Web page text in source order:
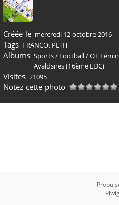
Créée le mercredi 12 octobre 2016
Tags FRANCO, PETIT
Albums Sports/ Football/OL
Avaldsnes (16ème LDC)
Visites 21095
Notez cette photo